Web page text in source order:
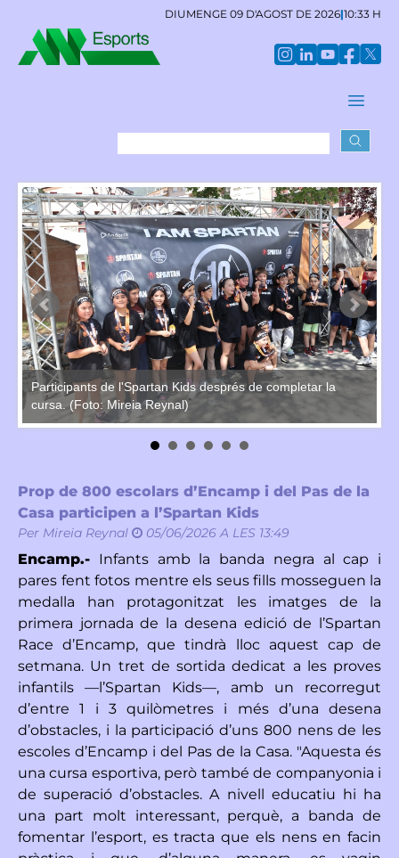
DIUMENGE 09 D'AGOST DE 2026|10:33 H
Participants de l'Spartan Kids després de completar la
cursa. (Foto: Mireia Reynal)
Prop de 800 escolars d’Encamp i del Pas de la
Casa participen a l’Spartan Kids
Per Mireia Reynal 05/06/2026 A LES 13:49
Encamp.- Infants amb la banda negra al cap i
pares fent fotos mentre els seus fills mosseguen la
medalla han protagonitzat les imatges de la
primera jornada de la desena edició de l’Spartan
Race d’Encamp, que tindrà lloc aquest cap de
setmana. Un tret de sortida dedicat a les proves
infantils —l’Spartan Kids—, amb un recorregut
d’entre 1 i 3 quilòmetres i més d’una desena
d’obstacles, i la participació d’uns 800 nens de les
escoles d’Encamp i del Pas de la Casa. "Aquesta és
una cursa esportiva, però també de companyonia i
de superació d’obstacles. A nivell educatiu hi ha
una part molt interessant, perquè, a banda de
fomentar l’esport, es tracta que els nens en facin